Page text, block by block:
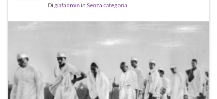
Di giafadmin in Senza categoria